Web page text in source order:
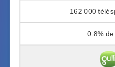
162 000
0.8%